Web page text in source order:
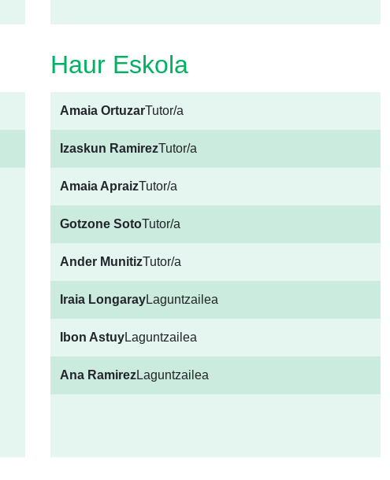
Haur Eskola
Amaia OrtuzarTutor/a
Izaskun RamirezTutor/a
Amaia ApraizTutor/a
Gotzone SotoTutor/a
Ander MunitizTutor/a
Iraia LongarayLaguntzailea
Ibon AstuyLaguntzailea
Ana RamirezLaguntzailea